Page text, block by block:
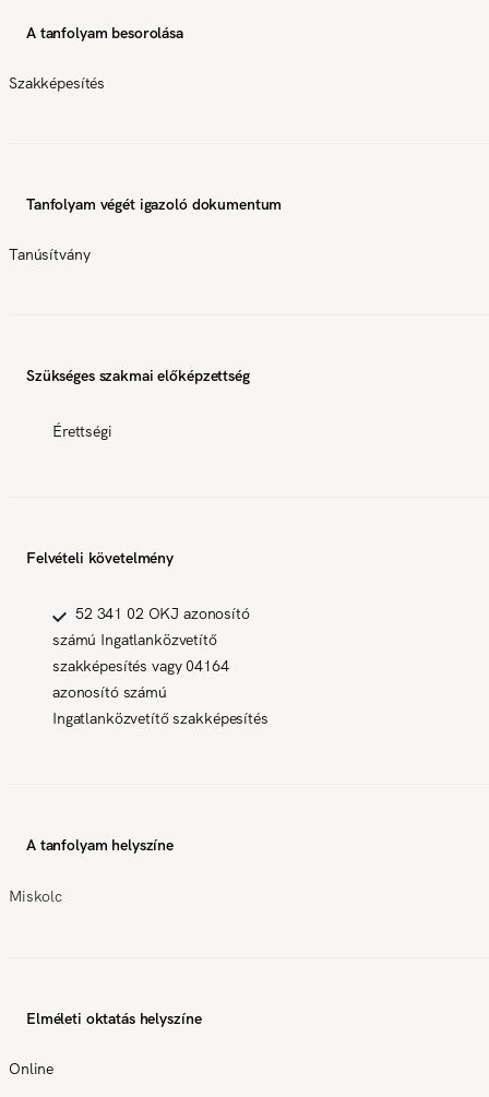
A tanfolyam besorolása
Szakképesítés
Tanfolyam végét igazoló dokumentum
Tanúsítvány
Szükséges szakmai előképzettség
Érettségi
Felvételi követelmény
52 341 02 OKJ azonosító
számú Ingatlanközvetítő
szakképesítés vagy 04164
azonosító számú
Ingatlanközvetítő szakképesítés
A tanfolyam helyszíne
Miskolc
Elméleti oktatás helyszíne
Online